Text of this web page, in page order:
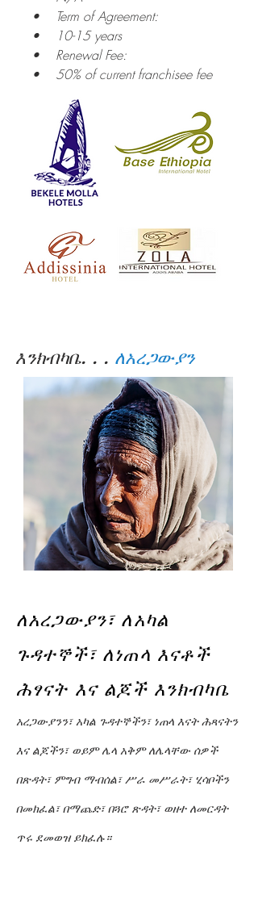
• Term of Agreement:
• 10-15 years
• Renewal Fee:
• 50% of current franchisee fee
እንክብካቤ. . . ለአረጋውያን
ለአረጋውያን፣ ለአካል
ጉዳተኞች፣ ለነጠላ እናቶች
ሕፃናት እና ልጆች እንክብካቤ
አረጋውያንን፣ አካል ጉዳተኞችን፣ ነጠላ እናት ሕጻናትን
እና ልጆችን፣ ወይም ሌላ አቅም ለሌላቸው ሰዎች
በጽዳት፣ ምግብ ማብሰል፣ ሥራ መሥራት፣ ሂሳቦችን
በመክፈል፣ በማጨድ፣ በጓሮ ጽዳት፣ ወዘተ ለመርዳት
ጥሩ ደመወዝ ይክፈሉ።